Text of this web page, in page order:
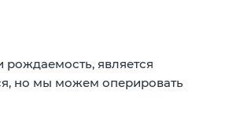
рождаемость, является
но мы можем оперировать